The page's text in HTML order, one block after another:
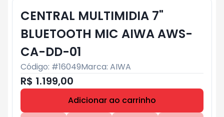
CENTRAL MULTIMIDIA 7"
BLUETOOTH MIC AIWA AWS-
CA-DD-01
Código: #16049Marca: AIWA
R$ 1.199,00
Adicionar ao carrinho